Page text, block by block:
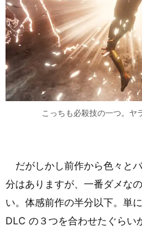
こっちも必殺技の一つ。ヤ
だがしかし前作から色々と
分はありますが、一番ダメな
い。体感前作の半分以下。単
DLC の３つを合わせたぐらい